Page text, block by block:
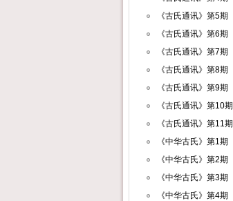
《古氏通讯》第5期
《古氏通讯》第6期
《古氏通讯》第7期
《古氏通讯》第8期
《古氏通讯》第9期
《古氏通讯》第10期
《古氏通讯》第11期
《中华古氏》第1期
《中华古氏》第2期
《中华古氏》第3期
《中华古氏》第4期